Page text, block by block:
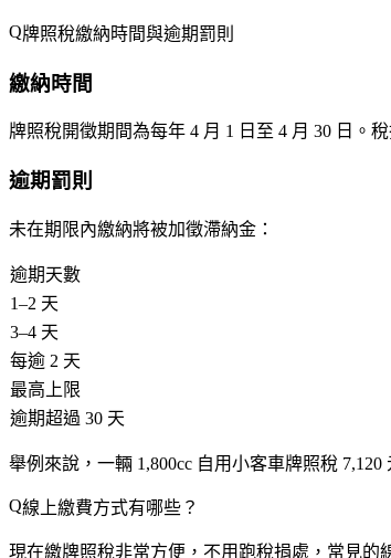
牌照稅繳納時間與逾期罰則
繳納時間
牌照稅開徵期間為每年 4 月 1 日至 4 月 30 日 。
逾期罰則
未在期限內繳納將被加徵滯納金：
逾期天數
1–2 天
3–4 天
每逾 2 天
最高上限
逾期超過 30 天
舉例來說，一輛 1,800cc 自用小客車牌照稅
線上繳費方式有哪些？
現在繳牌照稅非常方便，不用跑稅捐處，常見的